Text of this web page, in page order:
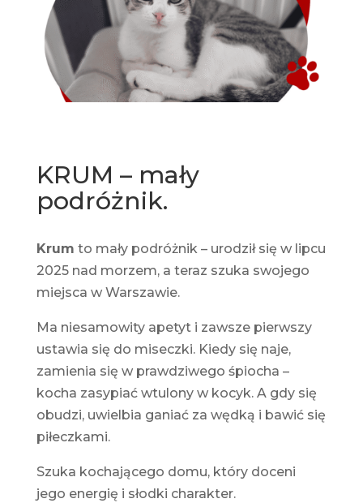
KRUM – mały
podróżnik.
Krum to mały podróżnik – urodził się w lipcu
2025 nad morzem, a teraz szuka swojego
miejsca w Warszawie.
Ma niesamowity apetyt i zawsze pierwszy
ustawia się do miseczki. Kiedy się naje,
zamienia się w prawdziwego śpiocha –
kocha zasypiać wtulony w kocyk. A gdy się
obudzi, uwielbia ganiać za wędką i bawić się
piłeczkami.
Szuka kochającego domu, który doceni
jego energię i słodki charakter.